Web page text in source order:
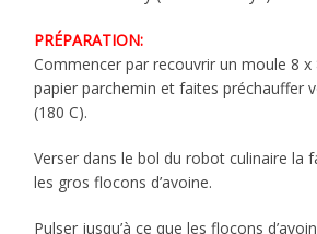
PRÉPARATION:
Commencer par recouvrir un moule 8 x
papier parchemin et faites préchauffer
(180 C).
Verser dans le bol du robot culinaire la
les gros flocons d’avoine.
Pulser jusqu’à ce que les flocons